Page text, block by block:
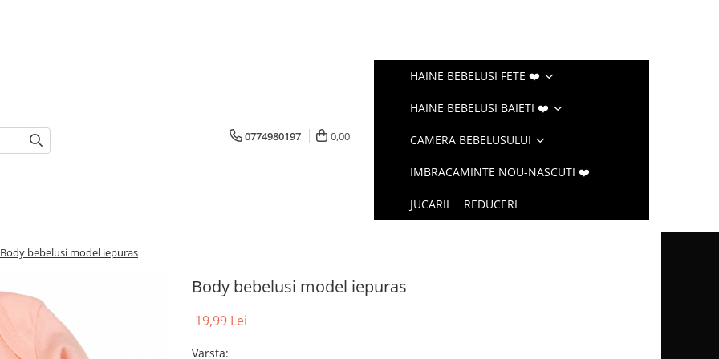
0774980197 0,00
HAINE BEBELUSI FETE ❤️
HAINE BEBELUSI BAIETI ❤️
CAMERA BEBELUSULUI
IMBRACAMINTE NOU-NASCUTI ❤️
JUCARII REDUCERI
Body bebelusi model iepuras
Body bebelusi model iepuras
19,99 Lei
Varsta: